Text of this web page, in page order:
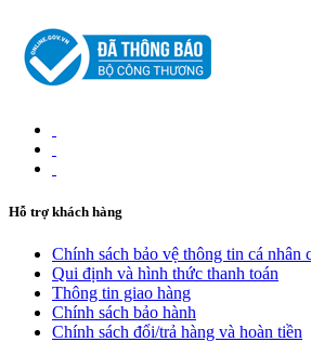
Hỗ trợ khách hàng
Chính sách bảo vệ thông tin cá nhân
Qui định và hình thức thanh toán
Thông tin giao hàng
Chính sách bảo hành
Chính sách đổi/trả hàng và hoàn tiền